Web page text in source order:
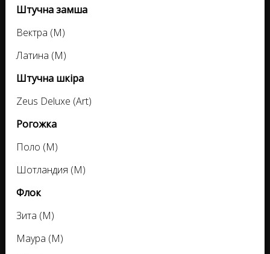
Штучна замша
Вектра (M)
Латина (M)
Штучна шкіра
Zeus Deluxe (Art)
Рогожка
Поло (M)
Шотландия (M)
Флок
Зита (M)
Маура (M)